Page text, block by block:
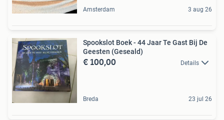
Amsterdam 3 aug 26
Spookslot Boek - 44 Jaar Te Gast Bij De
Geesten (Geseald)
€ 100,00 Details
Breda 23 jul 26